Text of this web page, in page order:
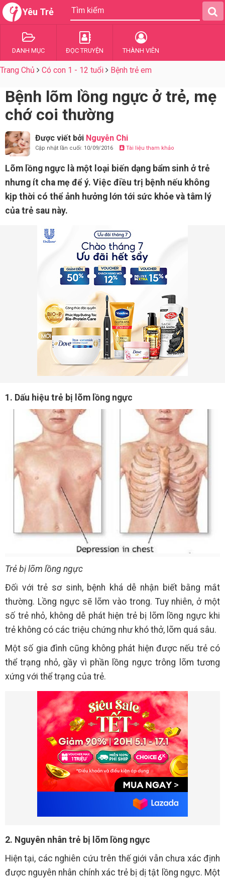
Yêu Trẻ
DANH MỤC ĐỌC TRUYỆN THÀNH VIÊN
Trang Chủ Có con 1 - 12 tuổi Bệnh trẻ em
Bệnh lõm lồng ngực ở trẻ, mẹ
chớ coi thường
Được viết bởi Nguyễn Chi
Cập nhật lần cuối: 10/09/2016 Tài liệu tham khảo
Lõm lồng ngực là một loại biến dạng bẩm sinh ở trẻ
nhưng ít cha mẹ để ý. Việc điều trị bệnh nếu không
kịp thời có thể ảnh hưởng lớn tới sức khỏe và tâm lý
của trẻ sau này.
1. Dấu hiệu trẻ bị lõm lồng ngực
Trẻ bị lõm lồng ngực
Đối với trẻ sơ sinh, bệnh khá dễ nhận biết bằng mắt
thường. Lồng ngực sẽ lõm vào trong. Tuy nhiên, ở một
số trẻ nhỏ, không dễ phát hiện trẻ bị lõm lồng ngực khi
trẻ không có các triệu chứng như khó thở, lõm quá sâu.
Một số gia đình cũng không phát hiện được nếu trẻ có
thể trạng nhỏ, gầy vì phần lồng ngực trông lõm tương
xứng với thể trạng của trẻ.
2. Nguyên nhân trẻ bị lõm lồng ngực
Hiện tại, các nghiên cứu trên thế giới vẫn chưa xác định
được nguyên nhân chính xác trẻ bị dị tật lồng ngực. Một